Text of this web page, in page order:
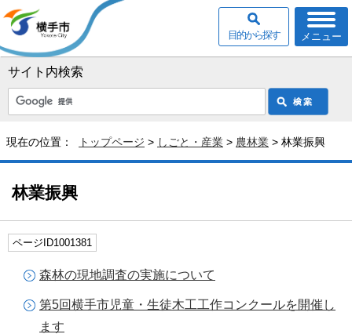
サイト内検索
メニュー
目的から探す
現在の位置： トップページ > しごと・産業 > 農林業 > 林業振興
林業振興
ページID1001381
森林の現地調査の実施について
第5回横手市児童・生徒木工工作コンクールを開催し
ます